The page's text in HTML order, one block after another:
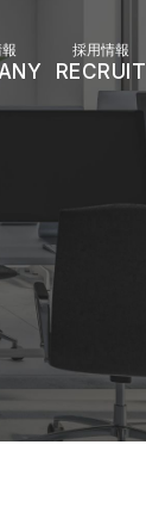
採用情報
RECRUIT